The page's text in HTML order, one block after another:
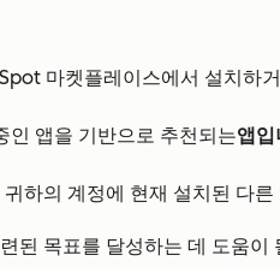
마켓플레이스에서 설치하
인 앱을 기반으로 추천되는앱
귀하의 계정에 현재 설치된 다
된 목표를 달성하는 데 도움이